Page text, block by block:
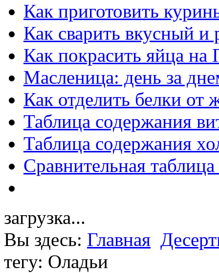
Как приготовить
Как сварить вкусный и
Как покрасить яйца на
Масленица: день за
Как отделить белки от
Таблица содержания
Таблица содержания
Сравнительная
загрузка...
Вы здесь: Главная
тегу: Оладьи